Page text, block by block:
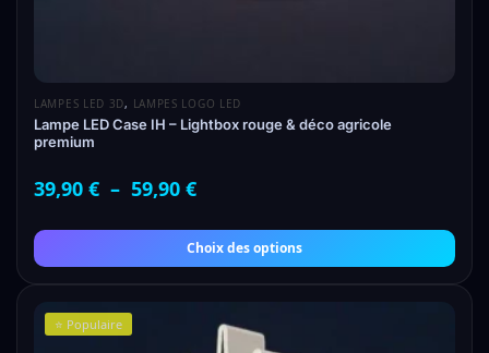
LAMPES LED 3D, LAMPES LOGO LED
Lampe LED Case IH – Lightbox rouge & déco agricole
premium
39,90 € – 59,90 €
Choix des options
⭐ Populaire